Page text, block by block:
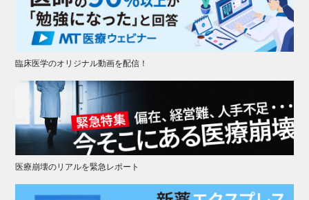
臨床医学のオリジナル動画を配信！
医療崩壊のリアルを緊急レポート